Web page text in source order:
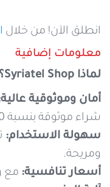
انطلق الآن! من خلال
معلومات إضافية
لماذا Syriatel Shop؟
أمان وموثوقية
شراء موثوقة بنسبة 100%
سهولة الاستخدام:
ومريحة.
أسعار تنافسية: مع